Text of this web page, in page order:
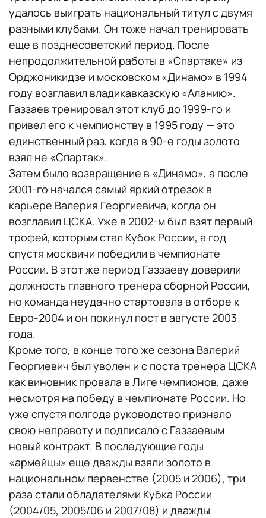
удалось выиграть национальный титул с двумя
разными клубами. Он тоже начал тренировать
еще в позднесоветский период. После
непродолжительной работы в «Спартаке» из
Орджоникидзе и московском «Динамо» в 1994
году возглавил владикавказскую «Аланию».
Газзаев тренировал этот клуб до 1999-го и
привел его к чемпионству в 1995 году — это
единственный раз, когда в 90-е годы золото
взял не «Спартак».
Затем было возвращение в «Динамо», а после
2001-го начался самый яркий отрезок в
карьере Валерия Георгиевича, когда он
возглавил ЦСКА. Уже в 2002-м был взят первый
трофей, которым стал Кубок России, а год
спустя москвичи победили в чемпионате
России. В этот же период Газзаеву доверили
должность главного тренера сборной России,
но команда неудачно стартовала в отборе к
Евро-2004 и он покинул пост в августе 2003
года.
Кроме того, в конце того же сезона Валерий
Георгиевич был уволен и с поста тренера ЦСКА
как виновник провала в Лиге чемпионов, даже
несмотря на победу в чемпионате России. Но
уже спустя полгода руководство признало
свою неправоту и подписало с Газзаевым
новый контракт. В последующие годы
«армейцы» еще дважды взяли золото в
национальном первенстве (2005 и 2006), три
раза стали обладателями Кубка России
(2004/05, 2005/06 и 2007/08) и дважды